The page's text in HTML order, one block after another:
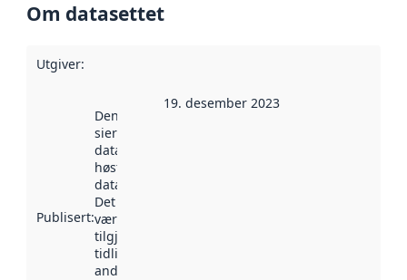
Om datasettet
Utgiver:
Publisert:
Denne datoen
sier når
datasettet ble
høstet av
data.norge.no.
Det kan ha
vært
tilgjengelig
tidligere
andre steder.
19. desember 2023